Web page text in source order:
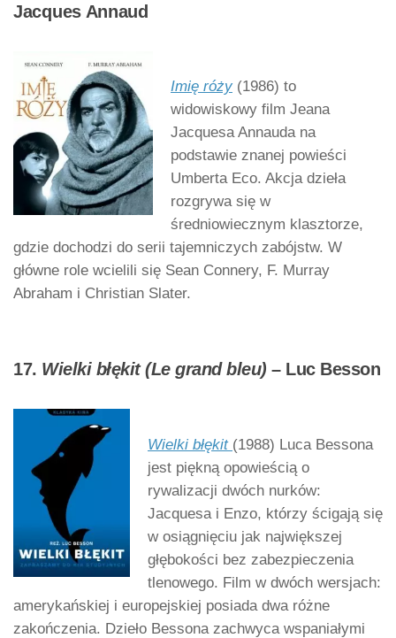
Jacques Annaud
Imię róży (1986) to
widowiskowy film Jeana
Jacquesa Annauda na
podstawie znanej powieści
Umberta Eco. Akcja dzieła
rozgrywa się w
średniowiecznym klasztorze,
gdzie dochodzi do serii tajemniczych zabójstw. W
główne role wcielili się Sean Connery, F. Murray
Abraham i Christian Slater.
17. Wielki błękit (Le grand bleu) – Luc Besson
Wielki błękit (1988) Luca Bessona
jest piękną opowieścią o
rywalizacji dwóch nurków:
Jacquesa i Enzo, którzy ścigają się
w osiągnięciu jak największej
głębokości bez zabezpieczenia
tlenowego. Film w dwóch wersjach:
amerykańskiej i europejskiej posiada dwa różne
zakończenia. Dzieło Bessona zachwyca wspaniałymi